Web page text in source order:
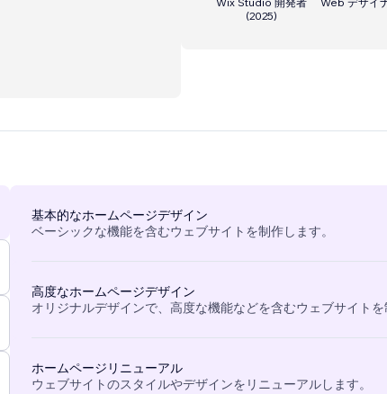
illustrator for
(2025)
基本的なホームページデザイン
ベーシックな機能を含むウェブサイトを制作します。
高度なホームページデザイン
オリジナルデザインで、高度な機能などを含むウェブサイトを
ホームページリニューアル
ウェブサイトのスタイルやデザインをリニューアルします。